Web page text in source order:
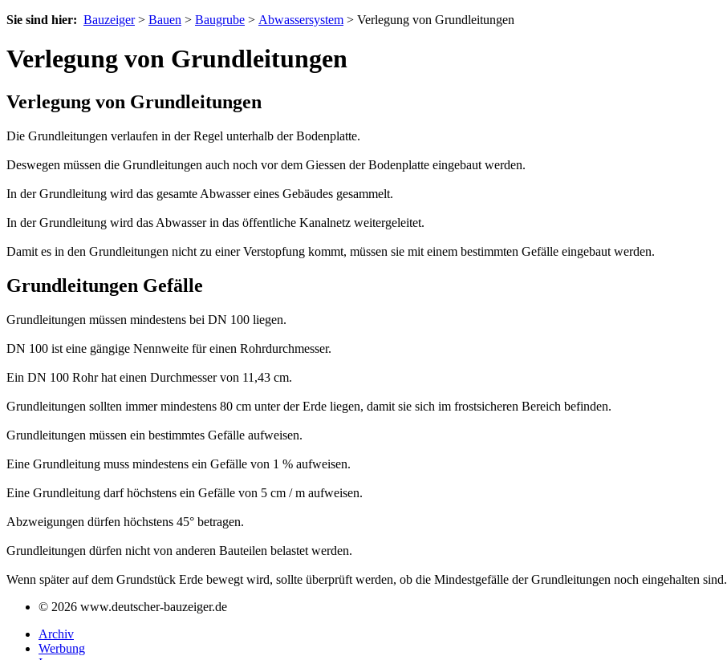
Sie sind hier: Bauzeiger> Bauen > Baugrube > Abwassersystem > Verlegung von Grundleitungen
Verlegung von Grundleitungen
Verlegung von Grundleitungen
Die Grundleitungen verlaufen in der Regel unterhalb der Bodenplatte.
Deswegen müssen die Grundleitungen auch noch vor dem Giessen der Bodenplatte eingebaut werden.
In der Grundleitung wird das gesamte Abwasser eines Gebäudes gesammelt.
In der Grundleitung wird das Abwasser in das öffentliche Kanalnetz weitergeleitet.
Damit es in den Grundleitungen nicht zu einer Verstopfung kommt, müssen sie mit einem bestimmten Gefälle eingebaut werden.
Grundleitungen Gefälle
Grundleitungen müssen mindestens bei DN 100 liegen.
DN 100 ist eine gängige Nennweite für einen Rohrdurchmesser.
Ein DN 100 Rohr hat einen Durchmesser von 11,43 cm.
Grundleitungen sollten immer mindestens 80 cm unter der Erde liegen, damit sie sich im frostsicheren Bereich befinden.
Grundleitungen müssen ein bestimmtes Gefälle aufweisen.
Eine Grundleitung muss mindestens ein Gefälle von 1 % aufweisen.
Eine Grundleitung darf höchstens ein Gefälle von 5 cm / m aufweisen.
Abzweigungen dürfen höchstens 45° betragen.
Grundleitungen dürfen nicht von anderen Bauteilen belastet werden.
Wenn später auf dem Grundstück Erde bewegt wird, sollte überprüft werden, ob die Mindestgefälle der Grundleitungen noch eingehalten sind.
© 2026 www.deutscher-bauzeiger.de
Archiv
Werbung